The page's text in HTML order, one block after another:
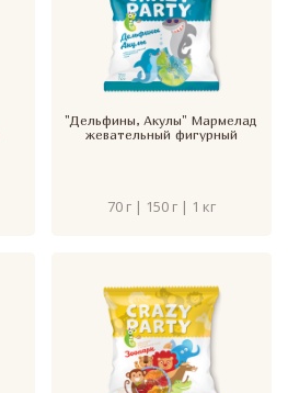
"Дельфины, Акулы" Мармелад
жевательный фигурный
70 г | 150 г | 1 кг